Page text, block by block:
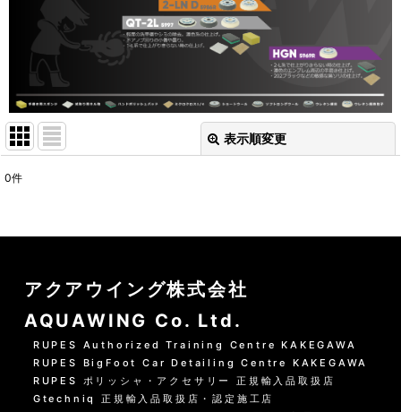
表示順変更
表示数
並び順:
絞り込む
0件
アクアウイング株式会社
AQUAWING Co. Ltd.
RUPES Authorized Training Centre KAKEGAWA
RUPES BigFoot Car Detailing Centre KAKEGAWA
RUPES ポリッシャ・アクセサリー 正規輸入品取扱店
Gtechniq 正規輸入品取扱店・認定施工店